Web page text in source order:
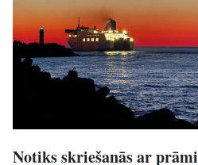
Notiks skriešanās ar prāmi